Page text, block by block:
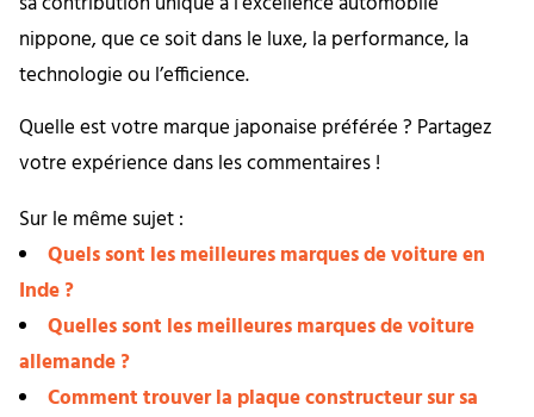
nippone, que ce soit dans le luxe, la performance, la
technologie ou l’efficience.
Quelle est votre marque japonaise préférée ? Partagez
votre expérience dans les commentaires !
Sur le même sujet :
Quels sont les meilleures marques de voiture en
Inde ?
Quelles sont les meilleures marques de voiture
allemande ?
Comment trouver la plaque constructeur sur sa